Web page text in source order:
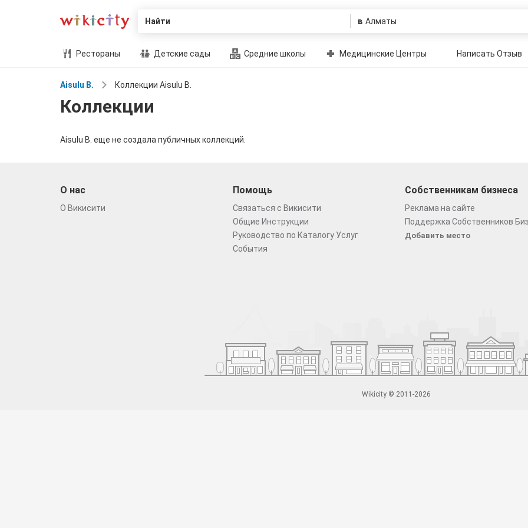
Найти в
Рестораны Детские сады Средние школы Медицинские Центры Написать Отзыв
Aisulu B. Коллекции Aisulu B.
Коллекции
Aisulu B. еще не создала публичных коллекций.
О нас
О Викисити
Помощь
Связаться с Викисити
Общие Инструкции
Руководство по Каталогу Услуг
События
Собственникам бизнеса
Реклама на сайте
Поддержка Собственников
Добавить место
Wikicity © 2011-2026